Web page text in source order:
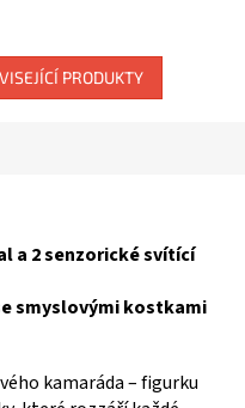
PRODUKTY
a 2 senzorické svítící
smyslovými kostkami
kamaráda – figurku